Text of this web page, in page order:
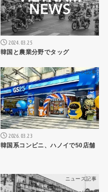
2024.03.25
韓国と農業分野でタッグ
ニュース記事
2026.03.23
韓国系コンビニ、ハノイで50店舗
ニュース記事